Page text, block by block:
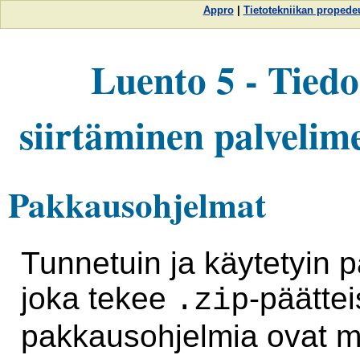
Appro| Tietotekniikan
Luento 5 -
siirtäminen
Pakkausohjelmat
Tunnetuin ja käytetyin
joka tekee .zip-
pakkausohjelmia ovat